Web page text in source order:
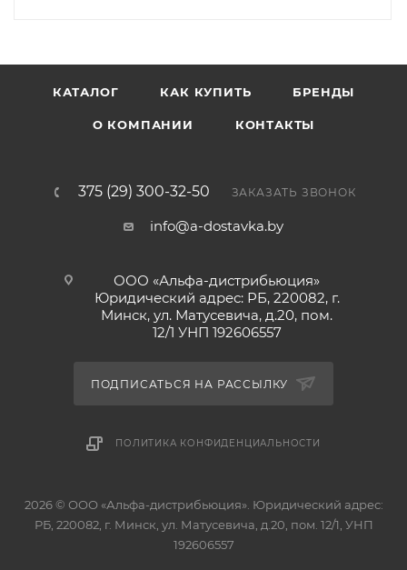
КАТАЛОГ КАК КУПИТЬ БРЕНДЫ
О КОМПАНИИ КОНТАКТЫ
375 (29) 300-32-50 ЗАКАЗАТЬ ЗВОНОК
info@a-dostavka.by
ООО «Альфа-дистрибьюция»
Юридический адрес: РБ, 220082, г.
Минск, ул. Матусевича, д.20, пом.
12/1 УНП 192606557
ПОДПИСАТЬСЯ НА РАССЫЛКУ
ПОЛИТИКА КОНФИДЕНЦИАЛЬНОСТИ
2026 © ООО «Альфа-дистрибьюция». Юридический адрес:
РБ, 220082, г. Минск, ул. Матусевича, д.20, пом. 12/1, УНП
192606557